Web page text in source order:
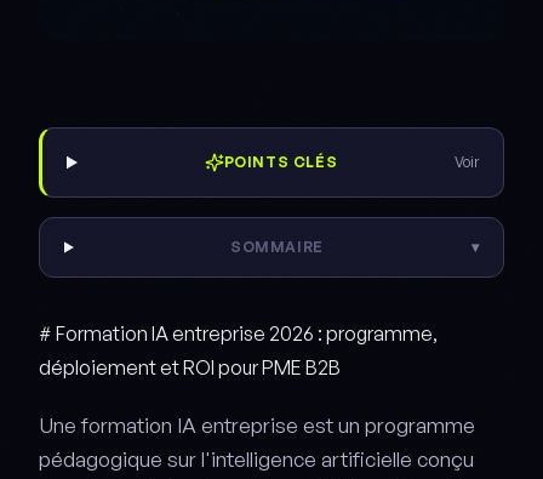
POINTS CLÉS Voir
SOMMAIRE ▾
# Formation IA entreprise 2026 : programme,
déploiement et ROI pour PME B2B
Une formation IA entreprise est un programme
pédagogique sur l'intelligence artificielle conçu